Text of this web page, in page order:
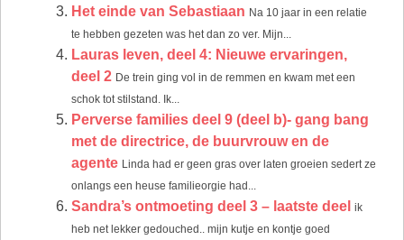
Het einde van Sebastiaan Na 10 jaar in een relatie
te hebben gezeten was het dan zo ver. Mijn...
Lauras leven, deel 4: Nieuwe ervaringen,
deel 2 De trein ging vol in de remmen en kwam met een
schok tot stilstand. Ik...
Perverse families deel 9 (deel b)- gang bang
met de directrice, de buurvrouw en de
agente Linda had er geen gras over laten groeien sedert ze
onlangs een heuse familieorgie had...
Sandra’s ontmoeting deel 3 – laatste deel ik
heb net lekker gedouched.. mijn kutje en kontje goed